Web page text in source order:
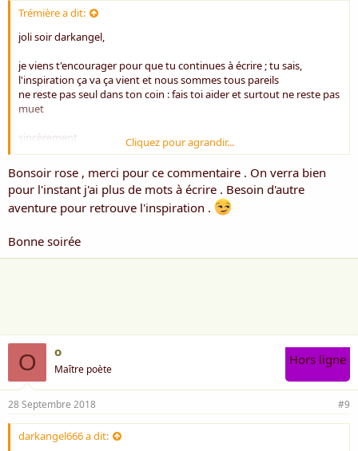
Trémière a dit:
joli soir darkangel,
je viens t'encourager pour que tu continues à écrire ; tu sais,
l'inspiration ça va ça vient et nous sommes tous pareils
ne reste pas seul dans ton coin : fais toi aider et surtout ne reste pas
muet
sincèrement
Rose ***
Cliquez pour agrandir...
Bonsoir rose , merci pour ce commentaire . On verra bien
pour l'instant j'ai plus de mots à écrire . Besoin d'autre
aventure pour retrouve l'inspiration .
Bonne soirée
O o
Maître poète
Hors ligne
28 Septembre 2018 #9
darkangel666 a dit: